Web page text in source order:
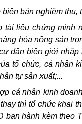
biên bản nghiệm thu,
tài liệu chứng minh
hóa nông sản
dân biên giới
tổ chức, cá nhân
tự sản xuất;...
cá nhân kinh
thì tổ chức khai
ban hành kèm theo